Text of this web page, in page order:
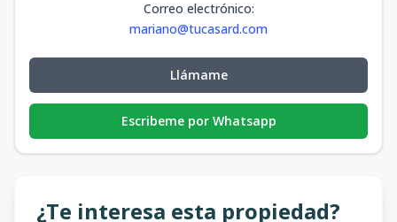
Correo electrónico:
mariano@tucasard.com
Llámame
Escribeme por Whatsapp
¿Te interesa esta propiedad?